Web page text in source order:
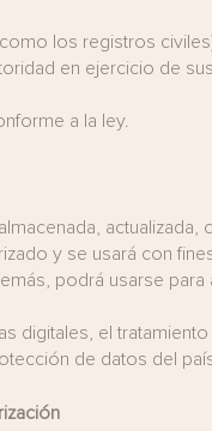
los registros
en ejercicio de
a la ley.
y se usará con
podrá usarse
digitales, el
de datos del